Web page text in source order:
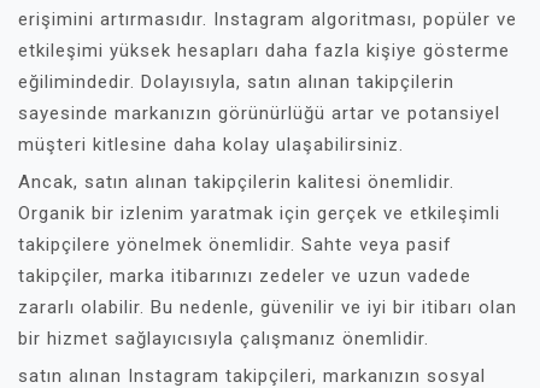
erişimini artırmasıdır. Instagram algoritması, popüler ve
etkileşimi yüksek hesapları daha fazla kişiye gösterme
eğilimindedir. Dolayısıyla, satın alınan takipçilerin
sayesinde markanızın görünürlüğü artar ve potansiyel
müşteri kitlesine daha kolay ulaşabilirsiniz.
Ancak, satın alınan takipçilerin kalitesi önemlidir.
Organik bir izlenim yaratmak için gerçek ve etkileşimli
takipçilere yönelmek önemlidir. Sahte veya pasif
takipçiler, marka itibarınızı zedeler ve uzun vadede
zararlı olabilir. Bu nedenle, güvenilir ve iyi bir itibarı olan
bir hizmet sağlayıcısıyla çalışmanız önemlidir.
satın alınan Instagram takipçileri, markanızın sosyal